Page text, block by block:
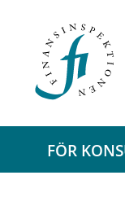
FÖR